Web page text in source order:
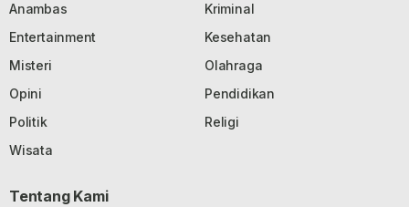
Anambas
Kriminal
Entertainment
Kesehatan
Misteri
Olahraga
Opini
Pendidikan
Politik
Religi
Wisata
Tentang Kami